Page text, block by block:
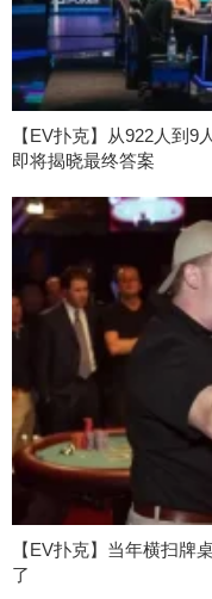
【EV扑克】从922人到9
即将揭晓最终答案
【EV扑克】当年横扫牌
了